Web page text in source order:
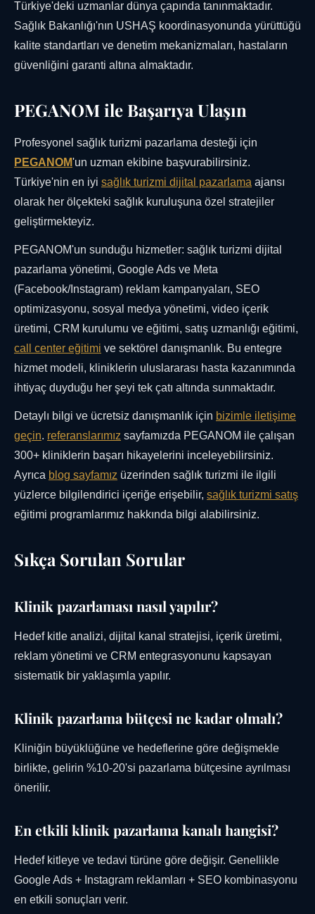
Türkiye'deki uzmanlar dünya çapında tanınmaktadır.
Sağlık Bakanlığı'nın USHAŞ koordinasyonunda yürüttüğü
kalite standartları ve denetim mekanizmaları, hastaların
güvenliğini garanti altına almaktadır.
PEGANOM ile Başarıya Ulaşın
Profesyonel sağlık turizmi pazarlama desteği için
PEGANOM'un uzman ekibine başvurabilirsiniz.
Türkiye'nin en iyi sağlık turizmi dijital pazarlama ajansı
olarak her ölçekteki sağlık kuruluşuna özel stratejiler
geliştirmekteyiz.
PEGANOM'un sunduğu hizmetler: sağlık turizmi dijital
pazarlama yönetimi, Google Ads ve Meta
(Facebook/Instagram) reklam kampanyaları, SEO
optimizasyonu, sosyal medya yönetimi, video içerik
üretimi, CRM kurulumu ve eğitimi, satış uzmanlığı eğitimi,
call center eğitimi ve sektörel danışmanlık. Bu entegre
hizmet modeli, kliniklerin uluslararası hasta kazanımında
ihtiyaç duyduğu her şeyi tek çatı altında sunmaktadır.
Detaylı bilgi ve ücretsiz danışmanlık için bizimle iletişime
geçin. referanslarımız sayfamızda PEGANOM ile çalışan
300+ kliniklerin başarı hikayelerini inceleyebilirsiniz.
Ayrıca blog sayfamız üzerinden sağlık turizmi ile ilgili
yüzlerce bilgilendirici içeriğe erişebilir, sağlık turizmi satış
eğitimi programlarımız hakkında bilgi alabilirsiniz.
Sıkça Sorulan Sorular
Klinik pazarlaması nasıl yapılır?
Hedef kitle analizi, dijital kanal stratejisi, içerik üretimi,
reklam yönetimi ve CRM entegrasyonunu kapsayan
sistematik bir yaklaşımla yapılır.
Klinik pazarlama bütçesi ne kadar olmalı?
Kliniğin büyüklüğüne ve hedeflerine göre değişmekle
birlikte, gelirin %10-20'si pazarlama bütçesine ayrılması
önerilir.
En etkili klinik pazarlama kanalı hangisi?
Hedef kitleye ve tedavi türüne göre değişir. Genellikle
Google Ads + Instagram reklamları + SEO kombinasyonu
en etkili sonuçları verir.